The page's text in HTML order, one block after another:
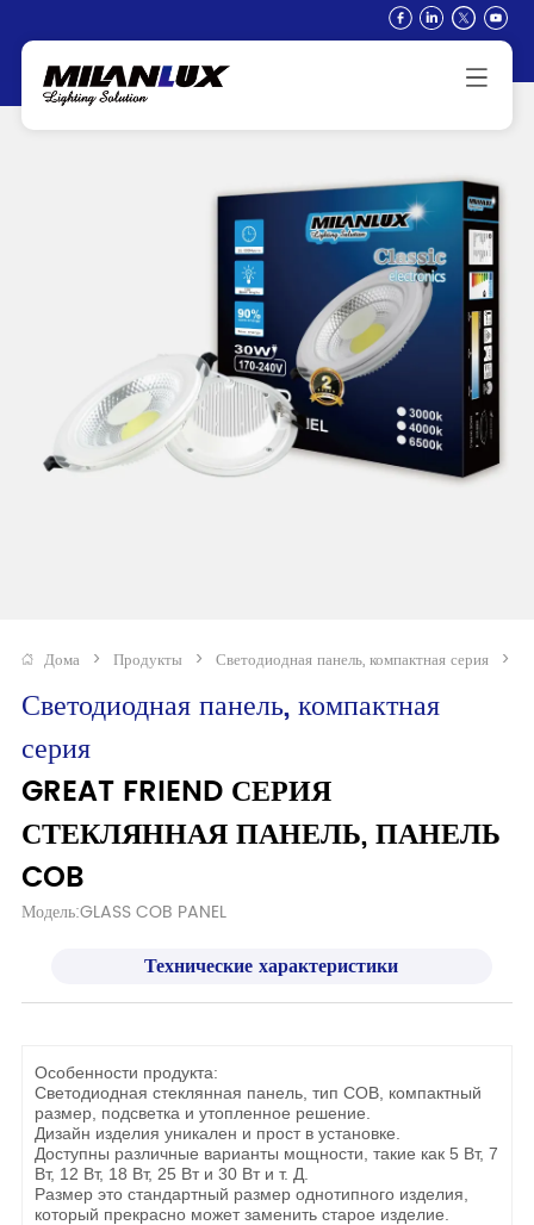
Дома > Продукты > Светодиодная панель, компактная серия >
Светодиодная панель, компактная
серия
GREAT FRIEND СЕРИЯ
СТЕКЛЯННАЯ ПАНЕЛЬ, ПАНЕЛЬ
COB
Модель:GLASS COB PANEL
Технические характеристики
Особенности продукта:
Светодиодная стеклянная панель, тип COB, компактный
размер, подсветка и утопленное решение.
Дизайн изделия уникален и прост в установке.
Доступны различные варианты мощности, такие как 5 Вт, 7
Вт, 12 Вт, 18 Вт, 25 Вт и 30 Вт и т. Д.
Размер это стандартный размер однотипного изделия,
который прекрасно может заменить старое изделие.